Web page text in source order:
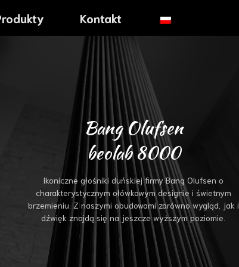
Kontakt
Bang Olufsen
beolab 8000
Ikoniczne głośniki duńskiej firmy Bang Olufsen o
charakterystycznym ołówkowym designie i świetnym
brzemieniu. Z naszymi obudowami zarówno wygląd, jak i
dźwięk znajdą się na jeszcze wyższym poziomie.